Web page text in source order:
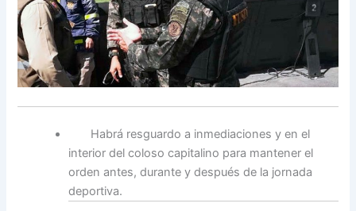
Habrá resguardo a inmediaciones y en el
interior del coloso capitalino para mantener el
orden antes, durante y después de la jornada
deportiva.